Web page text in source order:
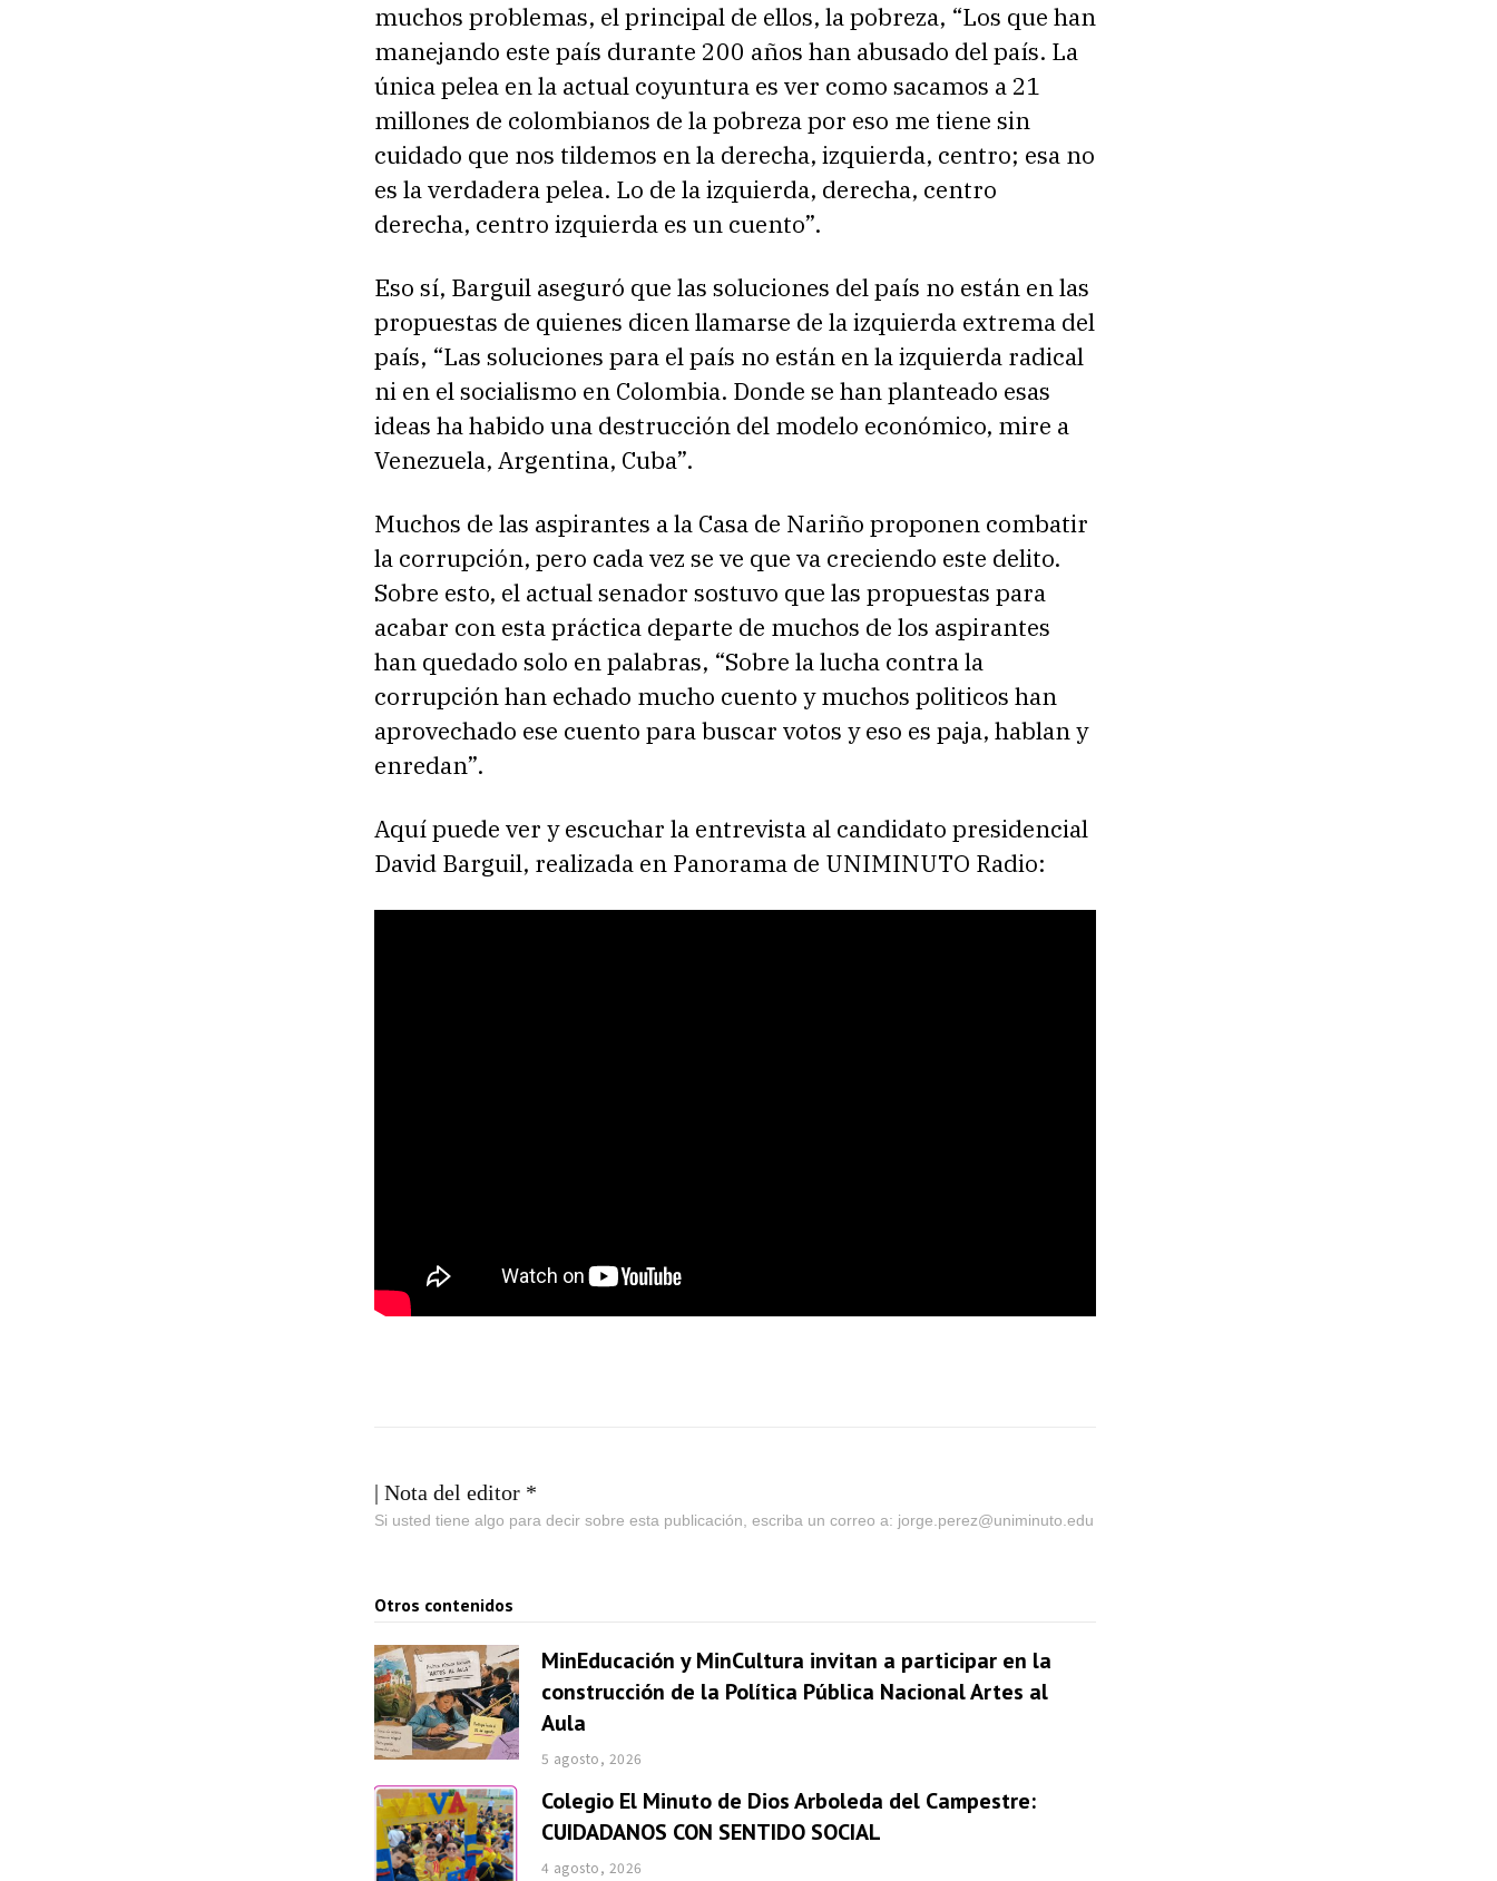
muchos problemas, el principal de ellos, la pobreza, “Los que han
manejando este país durante 200 años han abusado del país. La
única pelea en la actual coyuntura es ver como sacamos a 21
millones de colombianos de la pobreza por eso me tiene sin
cuidado que nos tildemos en la derecha, izquierda, centro; esa no
es la verdadera pelea. Lo de la izquierda, derecha, centro
derecha, centro izquierda es un cuento”.
Eso sí, Barguil aseguró que las soluciones del país no están en las
propuestas de quienes dicen llamarse de la izquierda extrema del
país, “Las soluciones para el país no están en la izquierda radical
ni en el socialismo en Colombia. Donde se han planteado esas
ideas ha habido una destrucción del modelo económico, mire a
Venezuela, Argentina, Cuba”.
Muchos de las aspirantes a la Casa de Nariño proponen combatir
la corrupción, pero cada vez se ve que va creciendo este delito.
Sobre esto, el actual senador sostuvo que las propuestas para
acabar con esta práctica departe de muchos de los aspirantes
han quedado solo en palabras, “Sobre la lucha contra la
corrupción han echado mucho cuento y muchos politicos han
aprovechado ese cuento para buscar votos y eso es paja, hablan y
enredan”.
Aquí puede ver y escuchar la entrevista al candidato presidencial
David Barguil, realizada en Panorama de UNIMINUTO Radio:
| Nota del editor *
Si usted tiene algo para decir sobre esta publicación, escriba un correo a: jorge.perez@uniminuto.edu
Otros contenidos
MinEducación y MinCultura invitan a participar en la
construcción de la Política Pública Nacional Artes al
Aula
5 agosto, 2026
Colegio El Minuto de Dios Arboleda del Campestre:
CUIDADANOS CON SENTIDO SOCIAL
4 agosto, 2026